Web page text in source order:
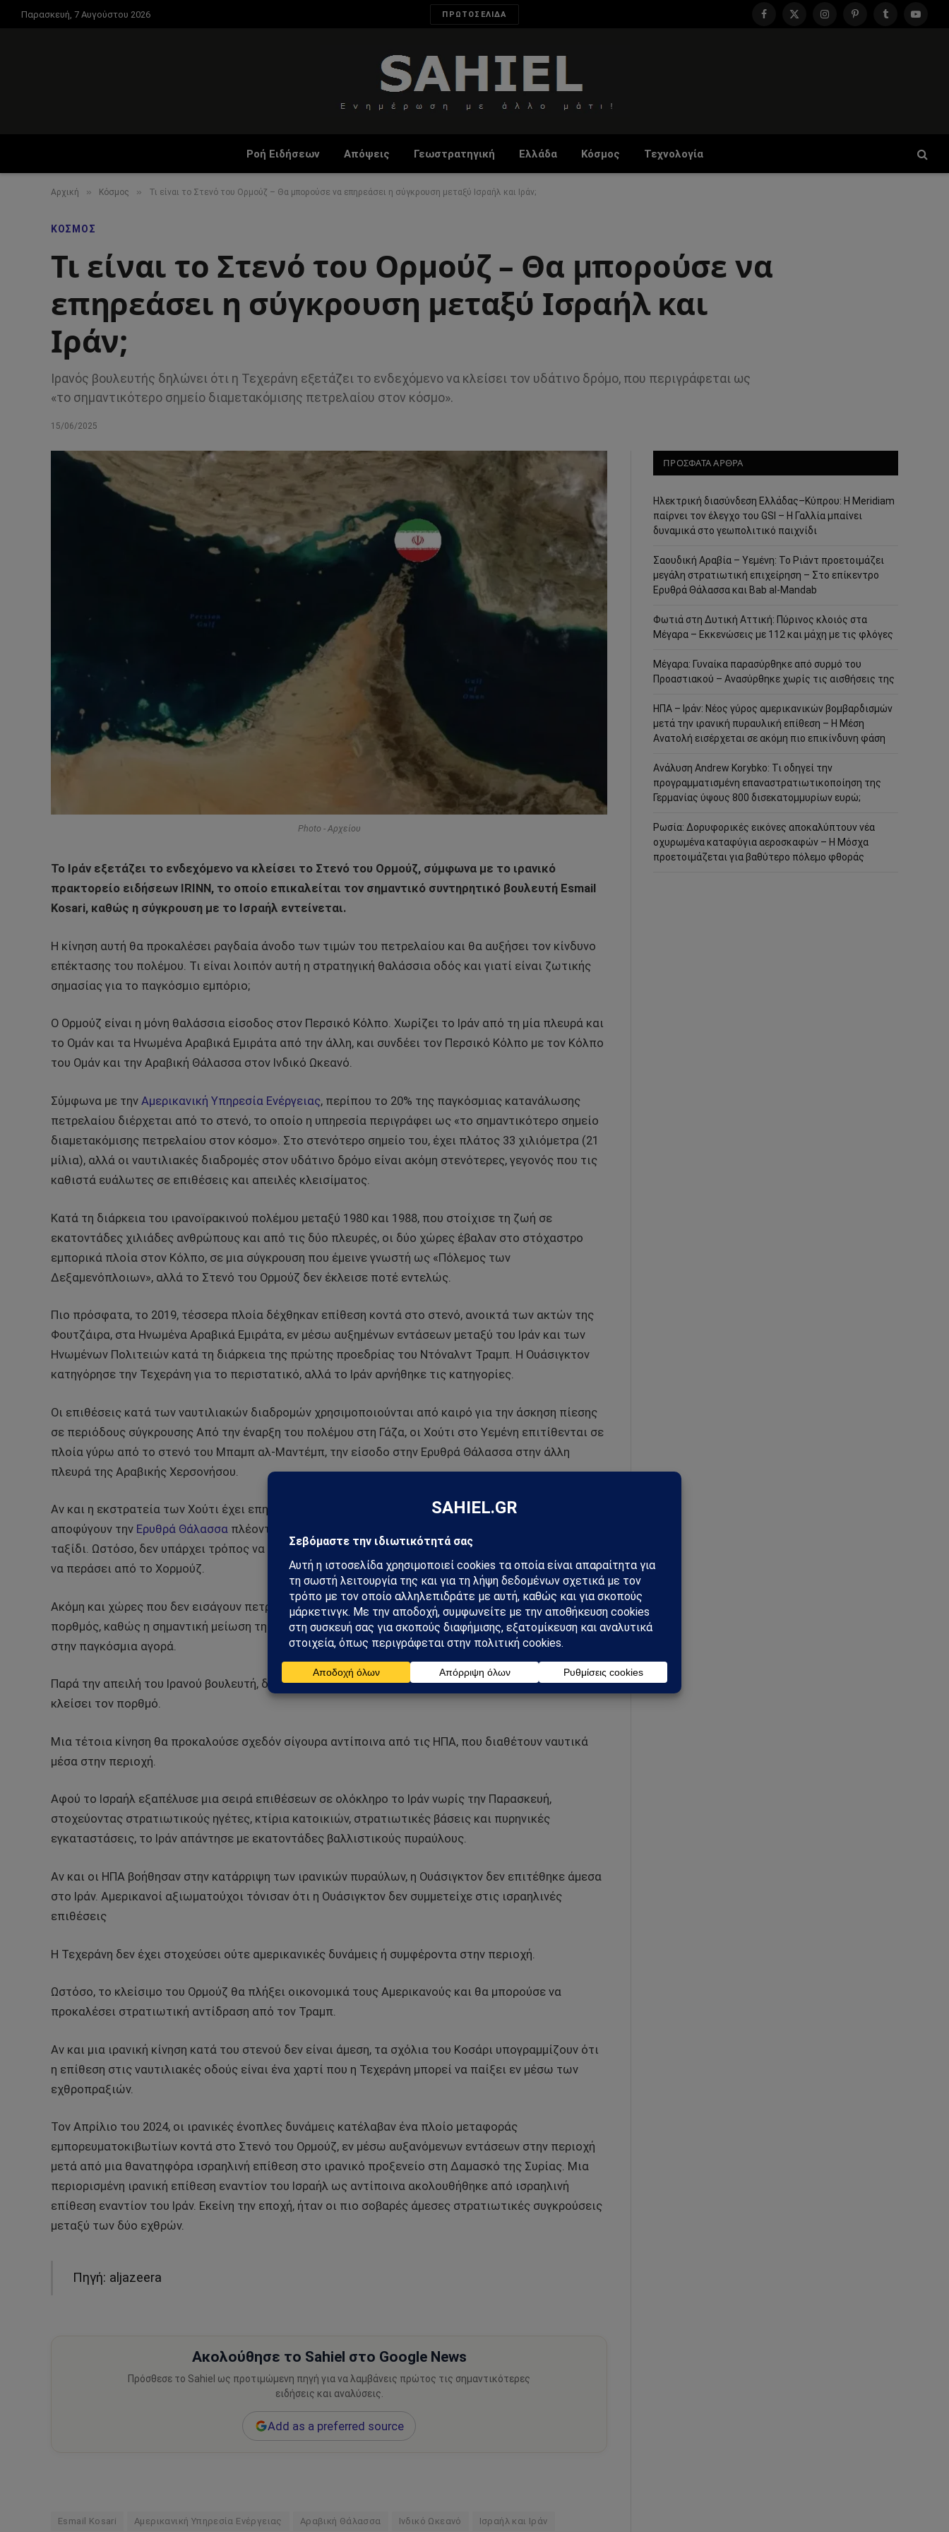
Παρασκευή, 7 Αυγούστου 2026 ΠΡΩΤΟΣΕΛΙΔΑ
Facebook
X
InstagramPinterestTumblr
Ροή Ειδήσεων Απόψεις Γεωστρατηγική Ελλάδα Κόσμος Τεχνολογία
Αρχική » Κόσμος » Τι είναι το Στενό του Ορμούζ – Θα μπορούσε να επηρεάσει η σύγκρουση μεταξύ Ισραήλ και Ιράν;
ΚΌΣΜΟΣ
Τι είναι το Στενό του Ορμούζ – Θα μπορούσε να
επηρεάσει η σύγκρουση μεταξύ Ισραήλ και
Ιράν;
Ιρανός βουλευτής δηλώνει ότι η Τεχεράνη εξετάζει το ενδεχόμενο να κλείσει τον υδάτινο δρόμο, που περιγράφεται ως
«το σημαντικότερο σημείο διαμετακόμισης πετρελαίου στον κόσμο».
15/06/2025
Photo - Αρχείου
Το Ιράν εξετάζει το ενδεχόμενο να κλείσει το Στενό του Ορμούζ, σύμφωνα με το ιρανικό
πρακτορείο ειδήσεων IRINN, το οποίο επικαλείται τον σημαντικό συντηρητικό βουλευτή Esmail
Kosari, καθώς η σύγκρουση με το Ισραήλ εντείνεται.
Η κίνηση αυτή θα προκαλέσει ραγδαία άνοδο των τιμών του πετρελαίου και θα αυξήσει τον κίνδυνο
επέκτασης του πολέμου. Τι είναι λοιπόν αυτή η στρατηγική θαλάσσια οδός και γιατί είναι ζωτικής
σημασίας για το παγκόσμιο εμπόριο;
Ο Ορμούζ είναι η μόνη θαλάσσια είσοδος στον Περσικό Κόλπο. Χωρίζει το Ιράν από τη μία πλευρά και
το Ομάν και τα Ηνωμένα Αραβικά Εμιράτα από την άλλη, και συνδέει τον Περσικό Κόλπο με τον Κόλπο
του Ομάν και την Αραβική Θάλασσα στον Ινδικό Ωκεανό.
Σύμφωνα με την Αμερικανική Υπηρεσία Ενέργειας, περίπου το 20% της παγκόσμιας κατανάλωσης
πετρελαίου διέρχεται από το στενό, το οποίο η υπηρεσία περιγράφει ως «το σημαντικότερο σημείο
διαμετακόμισης πετρελαίου στον κόσμο». Στο στενότερο σημείο του, έχει πλάτος 33 χιλιόμετρα (21
μίλια), αλλά οι ναυτιλιακές διαδρομές στον υδάτινο δρόμο είναι ακόμη στενότερες, γεγονός που τις
καθιστά ευάλωτες σε επιθέσεις και απειλές κλεισίματος.
Κατά τη διάρκεια του ιρανοϊρακινού πολέμου μεταξύ 1980 και 1988, που στοίχισε τη ζωή σε
εκατοντάδες χιλιάδες ανθρώπους και από τις δύο πλευρές, οι δύο χώρες έβαλαν στο στόχαστρο
εμπορικά πλοία στον Κόλπο, σε μια σύγκρουση που έμεινε γνωστή ως «Πόλεμος των
Δεξαμενόπλοιων», αλλά το Στενό του Ορμούζ δεν έκλεισε ποτέ εντελώς.
Πιο πρόσφατα, το 2019, τέσσερα πλοία δέχθηκαν επίθεση κοντά στο στενό, ανοικτά των ακτών της
Φουτζάιρα, στα Ηνωμένα Αραβικά Εμιράτα, εν μέσω αυξημένων εντάσεων μεταξύ του Ιράν και των
Ηνωμένων Πολιτειών κατά τη διάρκεια της πρώτης προεδρίας του Ντόναλντ Τραμπ. Η Ουάσιγκτον
κατηγόρησε την Τεχεράνη για το περιστατικό, αλλά το Ιράν αρνήθηκε τις κατηγορίες.
Οι επιθέσεις κατά των ναυτιλιακών διαδρομών χρησιμοποιούνται από καιρό για την άσκηση πίεσης
σε περιόδους σύγκρουσης Από την έναρξη του πολέμου στη Γάζα, οι Χούτι στο Υεμένη επιτίθενται σε
πλοία γύρω από το στενό του Μπαμπ αλ-Μαντέμπ, την είσοδο στην Ερυθρά Θάλασσα στην άλλη
πλευρά της Αραβικής Χερσονήσου.
Αν και η εκστρατεία των Χούτι έχει επηρεάσει το παγκόσμιο εμπόριο, τα πλοία μπορούν να
αποφύγουν την Ερυθρά Θάλασσα πλέοντας γύρω από την Αφρική – ένα μακρύτερο αλλά ασφαλέστερο
ταξίδι. Ωστόσο, δεν υπάρχει τρόπος να μεταφερθεί οτιδήποτε δια θαλάσσης από τον Κόλπο χωρίς
να περάσει από το Χορμούζ.
Ακόμη και χώρες που δεν εισάγουν πετρέλαιο από χώρες του Κόλπου θα επηρεαστούν αν κλείσει ο
πορθμός, καθώς η σημαντική μείωση της προσφοράς θα οδηγήσει σε αύξηση της τιμής του βαρελιού
στην παγκόσμια αγορά.
Παρά την απειλή του Ιρανού βουλευτή, δεν είναι σαφές αν το Ιράν έχει τη δυνατότητα ή τη βούληση να
κλείσει τον πορθμό.
Μια τέτοια κίνηση θα προκαλούσε σχεδόν σίγουρα αντίποινα από τις ΗΠΑ, που διαθέτουν ναυτικά
μέσα στην περιοχή.
Αφού το Ισραήλ εξαπέλυσε μια σειρά επιθέσεων σε ολόκληρο το Ιράν νωρίς την Παρασκευή,
στοχεύοντας στρατιωτικούς ηγέτες, κτίρια κατοικιών, στρατιωτικές βάσεις και πυρηνικές
εγκαταστάσεις, το Ιράν απάντησε με εκατοντάδες βαλλιστικούς πυραύλους.
Αν και οι ΗΠΑ βοήθησαν στην κατάρριψη των ιρανικών πυραύλων, η Ουάσιγκτον δεν επιτέθηκε άμεσα
στο Ιράν. Αμερικανοί αξιωματούχοι τόνισαν ότι η Ουάσιγκτον δεν συμμετείχε στις ισραηλινές
επιθέσεις
Η Τεχεράνη δεν έχει στοχεύσει ούτε αμερικανικές δυνάμεις ή συμφέροντα στην περιοχή.
Ωστόσο, το κλείσιμο του Ορμούζ θα πλήξει οικονομικά τους Αμερικανούς και θα μπορούσε να
προκαλέσει στρατιωτική αντίδραση από τον Τραμπ.
Αν και μια ιρανική κίνηση κατά του στενού δεν είναι άμεση, τα σχόλια του Κοσάρι υπογραμμίζουν ότι
η επίθεση στις ναυτιλιακές οδούς είναι ένα χαρτί που η Τεχεράνη μπορεί να παίξει εν μέσω των
εχθροπραξιών.
Τον Απρίλιο του 2024, οι ιρανικές ένοπλες δυνάμεις κατέλαβαν ένα πλοίο μεταφοράς
εμπορευματοκιβωτίων κοντά στο Στενό του Ορμούζ, εν μέσω αυξανόμενων εντάσεων στην περιοχή
μετά από μια θανατηφόρα ισραηλινή επίθεση στο ιρανικό προξενείο στη Δαμασκό της Συρίας. Μια
περιορισμένη ιρανική επίθεση εναντίον του Ισραήλ ως αντίποινα ακολουθήθηκε από ισραηλινή
επίθεση εναντίον του Ιράν. Εκείνη την εποχή, ήταν οι πιο σοβαρές άμεσες στρατιωτικές συγκρούσεις
μεταξύ των δύο εχθρών.
Πηγή: aljazeera
Ακολούθησε το Sahiel στο Google News
Πρόσθεσε το Sahiel ως προτιμώμενη πηγή για να λαμβάνεις πρώτος τις σημαντικότερες
ειδήσεις και αναλύσεις.
Add as a preferred source
Esmail Kosari Αμερικανική Υπηρεσία Ενέργειας Αραβική Θάλασσα Ινδικό Ωκεανό Ισραήλ και Ιράν
ΠΡΟΣΦΑΤΑ ΑΡΘΡΑ
Ηλεκτρική διασύνδεση Ελλάδας–Κύπρου: Η Meridiam
παίρνει τον έλεγχο του GSI – Η Γαλλία μπαίνει
δυναμικά στο γεωπολιτικό παιχνίδι
Σαουδική Αραβία – Υεμένη: Το Ριάντ προετοιμάζει
μεγάλη στρατιωτική επιχείρηση – Στο επίκεντρο
Ερυθρά Θάλασσα και Bab al-Mandab
Φωτιά στη Δυτική Αττική: Πύρινος κλοιός στα
Μέγαρα – Εκκενώσεις με 112 και μάχη με τις φλόγες
Μέγαρα: Γυναίκα παρασύρθηκε από συρμό του
Προαστιακού – Ανασύρθηκε χωρίς τις αισθήσεις της
ΗΠΑ – Ιράν: Νέος γύρος αμερικανικών βομβαρδισμών
μετά την ιρανική πυραυλική επίθεση – Η Μέση
Ανατολή εισέρχεται σε ακόμη πιο επικίνδυνη φάση
Ανάλυση Andrew Korybko: Τι οδηγεί την
προγραμματισμένη επαναστρατιωτικοποίηση της
Γερμανίας ύψους 800 δισεκατομμυρίων ευρώ;
Ρωσία: Δορυφορικές εικόνες αποκαλύπτουν νέα
οχυρωμένα καταφύγια αεροσκαφών – Η Μόσχα
προετοιμάζεται για βαθύτερο πόλεμο φθοράς